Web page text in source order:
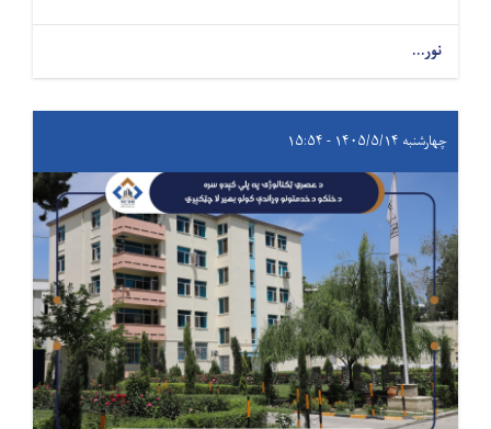
نور...
چهارشنبه ۱۴۰۵/۵/۱۴ - ۱۵:۵۴